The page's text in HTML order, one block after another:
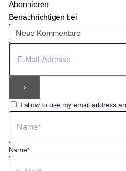
Abonnieren
Benachrichtigen bei
I allow to use my email address
Name*